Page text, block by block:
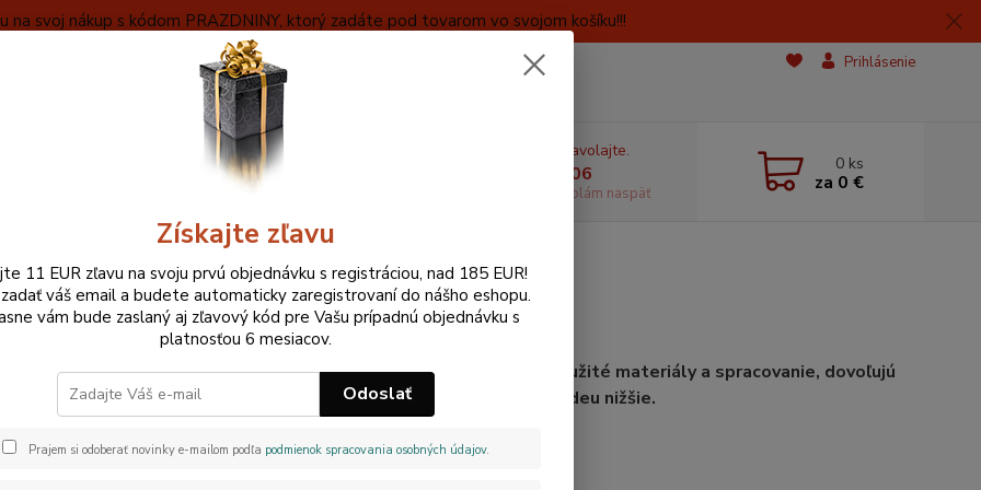
na svoj nákup s kódom PRAZDNINY, ktorý zadáte pod tovarom vo svojom košíku!!!
OBCHODNÉ INFORMÁCIE Prihlásenie
Hľadať
Neviete si rady? Zavolajte.
+420 606059406
Pri nedostupnosti volám naspäť
0 ks
za 0 €
PRE TAMESHIGIRI NA TATAMI
TAMESHIGIRI NA TATAMI
môžete vybrať z replík samurajských mečov, ktorých prevedenie, použité materiály a spracovanie, dovoľujú
použitie pre tameshigiri na tatami. Viac vo videu nižšie.
Získajte zľavu
11 EUR zľavu na svoju prvú objednávku s registráciou, nad 185 EUR!
váš email a budete automaticky zaregistrovaní do nášho eshopu.
vám bude zaslaný aj zľavový kód pre Vašu prípadnú objednávku s
platnosťou 6 mesiacov.
Odoslať
Prajem si odoberať novinky e-mailom podľa podmienok spracovania osobných údajov.